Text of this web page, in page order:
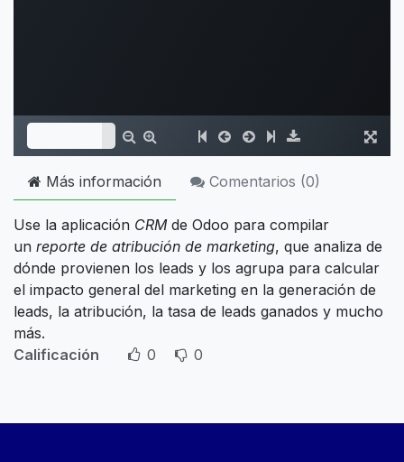
Más información Comentarios (0)
Use la aplicación CRMde Odoo para compilar
un reporte de atribución de marketing, que analiza de
dónde provienen los leads y los agrupa para calcular
el impacto general del marketing en la generación de
leads, la atribución, la tasa de leads ganados y mucho
más.
Calificación
0 0